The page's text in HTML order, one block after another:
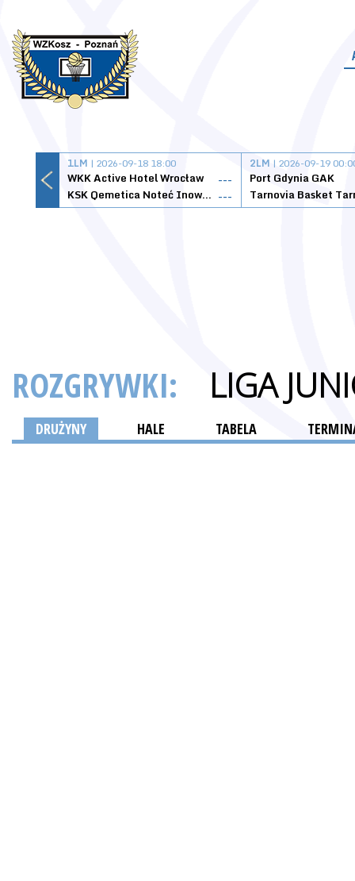
1LM | 2026-09-18 18:00
WKK Active Hotel Wrocław
---
KSK Qemetica Noteć Inowrocław ---
2LM | 2026-09-19
Port Gdynia GAK
ROZGRYWKI: LIGA
DRUŻYNY HALE TABELA